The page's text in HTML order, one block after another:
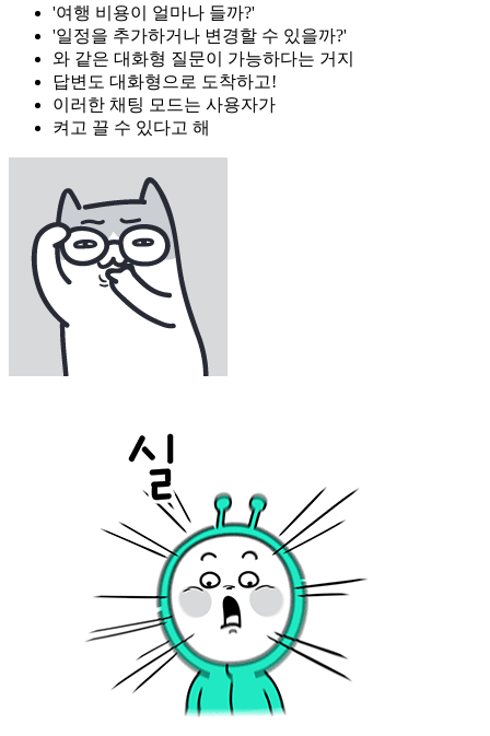
'여행 비용이 얼마나 들까?'
'일정을 추가하거나 변경할 수 있을까?'
와 같은 대화형 질문이 가능하다는 거지
답변도 대화형으로 도착하고!
이러한 채팅 모드는 사용자가
켜고 끌 수 있다고 해